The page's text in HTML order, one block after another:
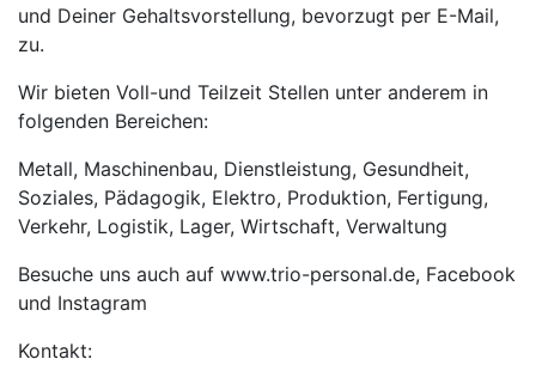
und Deiner Gehaltsvorstellung, bevorzugt per E-Mail,
zu.
Wir bieten Voll-und Teilzeit Stellen unter anderem in
folgenden Bereichen:
Metall, Maschinenbau, Dienstleistung, Gesundheit,
Soziales, Pädagogik, Elektro, Produktion, Fertigung,
Verkehr, Logistik, Lager, Wirtschaft, Verwaltung
Besuche uns auch auf www.trio-personal.de, Facebook
und Instagram
Kontakt: